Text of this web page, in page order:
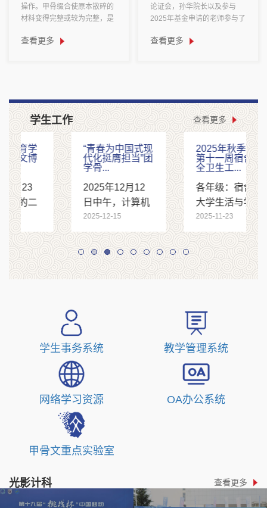
操作。甲骨缀合使原本散碎的
材料变得完整或较为完整，是
查看更多
论证会，孙华院长以及参与
2025年基金申请的老师参与了
查看更多
学生工作 查看更多
“青春为中国式现
代化挺膺担当”团
学骨...
2025年12月12
日中午，计算机
与信息工程学院
联合数学与统计
学院、化学化工
学院在和义楼
321举行了以“青
题的团学骨干培
训班与2025级新
任团支书培训班
（第五组）合班
分组讨论活动。
本次活动化学化
工学院分团委书
记倪莹、数学与
统计学院分团委
副书记苏林晓、
程学院分团委副
书记秦晋出席会
2025-12-15
2025年秋季学期
第十一周宿舍安
全卫生工...
各年级：宿舍是
大学生活与学习
的主要场所，为
进一步推动我院
宿舍文明建设，
加强宿舍安全卫
生管理，培养学
激发学生的主人
翁意识和集体荣
誉感，营造一个
良好的生活环
境。学院每周将
对宿舍安全卫生
2025-11-23
学生事务系统 教学管理系统
网络学习资源 OA办公系统
甲骨文重点实验室
光影计科 查看更多